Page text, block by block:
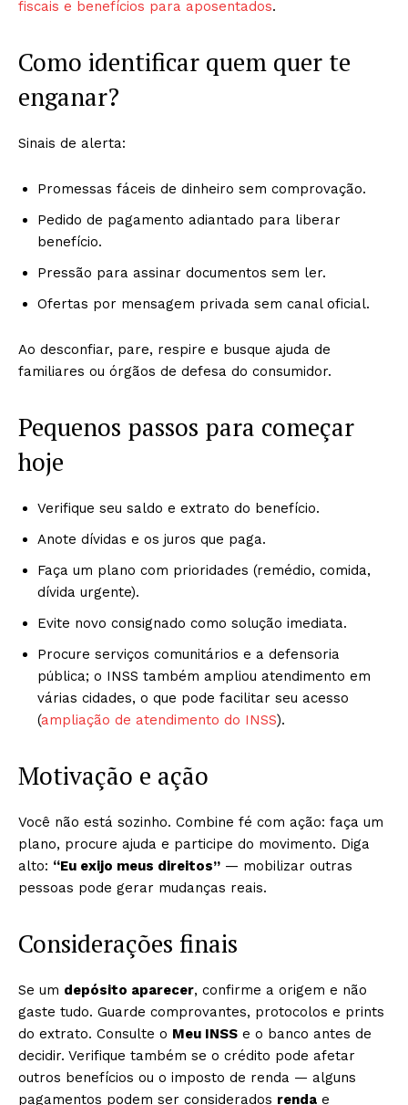
fiscais e benefícios para aposentados.
Como identificar quem quer te
enganar?
Sinais de alerta:
Promessas fáceis de dinheiro sem comprovação.
Pedido de pagamento adiantado para liberar
benefício.
Pressão para assinar documentos sem ler.
Ofertas por mensagem privada sem canal oficial.
Ao desconfiar, pare, respire e busque ajuda de
familiares ou órgãos de defesa do consumidor.
Pequenos passos para começar
hoje
Verifique seu saldo e extrato do benefício.
Anote dívidas e os juros que paga.
Faça um plano com prioridades (remédio, comida,
dívida urgente).
Evite novo consignado como solução imediata.
Procure serviços comunitários e a defensoria
pública; o INSS também ampliou atendimento em
várias cidades, o que pode facilitar seu acesso
(ampliação de atendimento do INSS).
Motivação e ação
Você não está sozinho. Combine fé com ação: faça um
plano, procure ajuda e participe do movimento. Diga
alto: “Eu exijo meus direitos” — mobilizar outras
pessoas pode gerar mudanças reais.
Considerações finais
Se um depósito aparecer, confirme a origem e não
gaste tudo. Guarde comprovantes, protocolos e prints
do extrato. Consulte o Meu INSS e o banco antes de
decidir. Verifique também se o crédito pode afetar
outros benefícios ou o imposto de renda — alguns
pagamentos podem ser considerados renda e